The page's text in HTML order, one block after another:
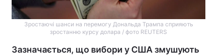
Зростаючі шанси на перемогу Дональда Трампа сприяють
зростанню курсу долара / фото REUTERS
Зазначається, що вибори у США змушують